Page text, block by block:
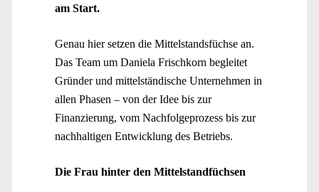
am Start.
Genau hier setzen die Mittelstandsfüchse an.
Das Team um Daniela Frischkorn begleitet
Gründer und mittelständische Unternehmen in
allen Phasen – von der Idee bis zur
Finanzierung, vom Nachfolgeprozess bis zur
nachhaltigen Entwicklung des Betriebs.
Die Frau hinter den Mittelstandfüchsen